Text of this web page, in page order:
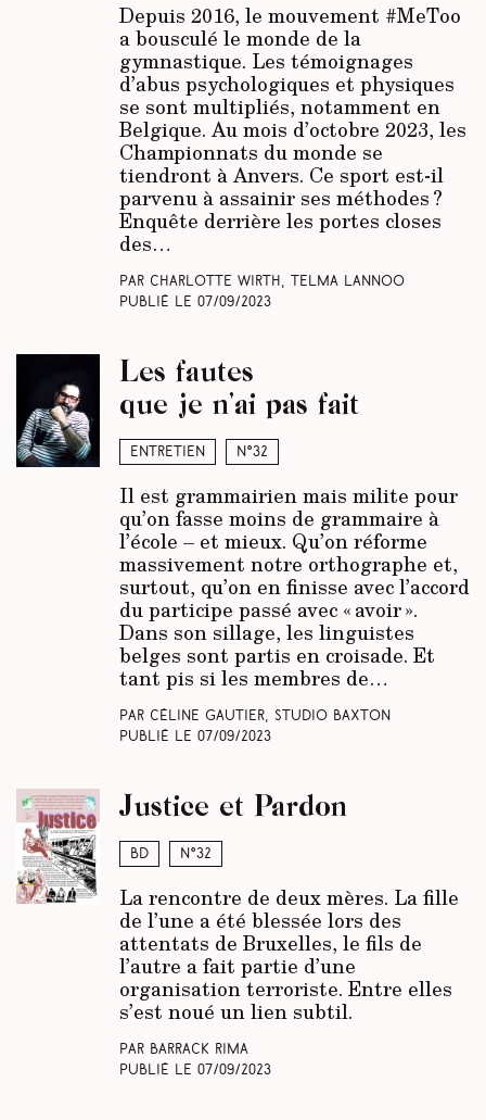
Depuis 2016, le mouvement #MeToo
a bousculé le monde de la
gymnastique. Les témoignages
d’abus psychologiques et physiques
se sont multipliés, notamment en
Belgique. Au mois d’octobre 2023, les
Championnats du monde se
tiendront à Anvers. Ce sport est-il
parvenu à assainir ses méthodes ?
Enquête derrière les portes closes
des…
Par Charlotte Wirth, Telma Lannoo
Publié le 07/09/2023
Entretien N°32
Les fautes
que je n’ai pas fait
Il est grammairien mais milite pour
qu’on fasse moins de grammaire à
l’école – et mieux. Qu’on réforme
massivement notre orthographe et,
surtout, qu’on en finisse avec l’accord
du participe passé avec « avoir ».
Dans son sillage, les linguistes
belges sont partis en croisade. Et
tant pis si les membres de…
Par Céline Gautier, Studio Baxton
Publié le 07/09/2023
BD N°32
Justice et Pardon
La rencontre de deux mères. La fille
de l’une a été blessée lors des
attentats de Bruxelles, le fils de
l’autre a fait partie d’une
organisation terroriste. Entre elles
s’est noué un lien subtil.
Par Barrack Rima
Publié le 07/09/2023